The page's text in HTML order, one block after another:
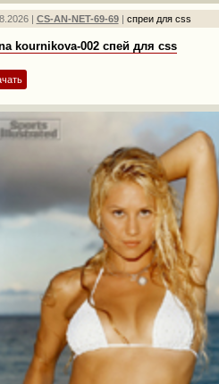
| CS-AN-NET-69-69| спреи для css
kournikova-002 спей для css